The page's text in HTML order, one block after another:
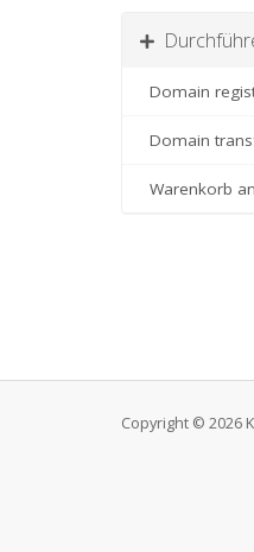
Domain
Domain
Warenkorb
Copyright © 2026